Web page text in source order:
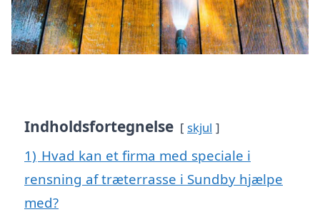
Indholdsfortegnelse skjul
1) Hvad kan et firma med speciale i
rensning af træterrasse i Sundby hjælpe
med?